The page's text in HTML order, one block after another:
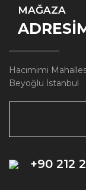
MAĞAZA
Hacımimi
Beyoğlu İstanbul
+90 212